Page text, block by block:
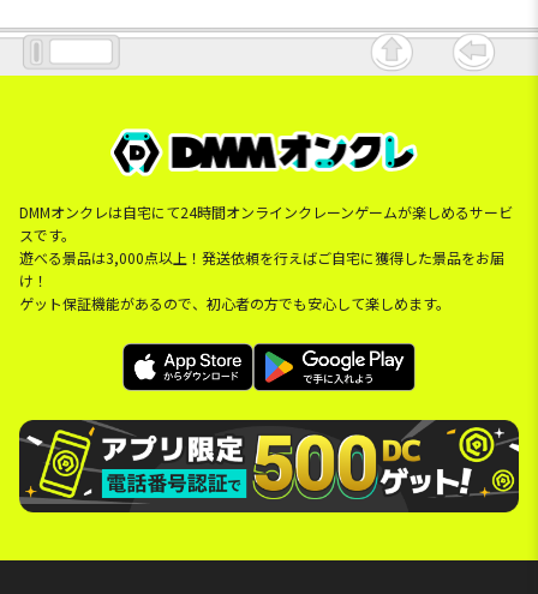
DMMオンクレは自宅にて24時間オンラインクレーンゲームが楽しめるサービ
スです。
遊べる景品は3,000点以上！発送依頼を行えばご自宅に獲得した景品をお届
け！
ゲット保証機能があるので、初心者の方でも安心して楽しめます。